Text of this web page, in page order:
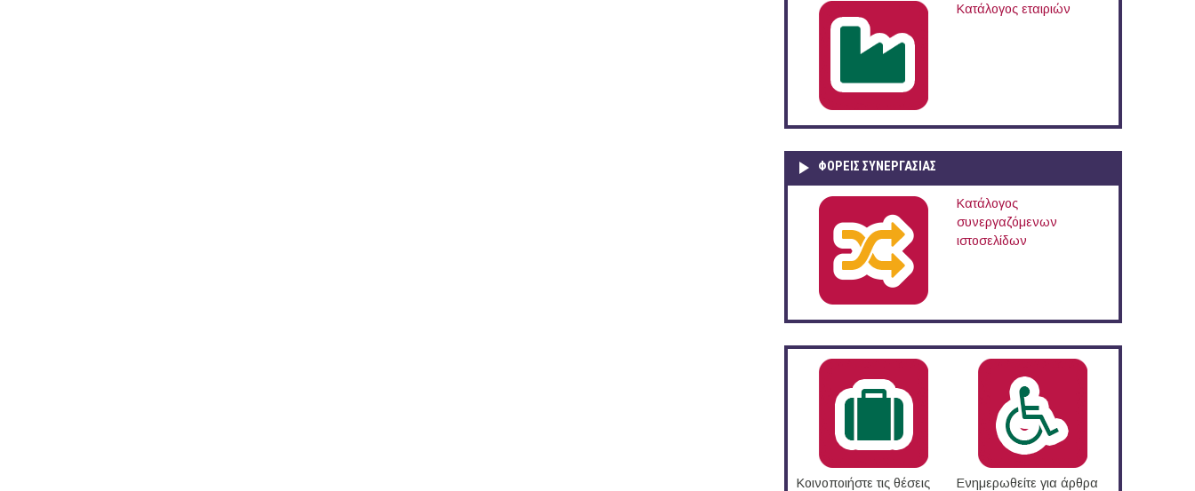
Κατάλογος εταιριών
ΦΟΡΕΙΣ ΣΥΝΕΡΓΑΣΙΑΣ
Κατάλογος
συνεργαζόμενων
ιστοσελίδων
Κοινοποιήστε τις θέσεις
Ενημερωθείτε για άρθρα